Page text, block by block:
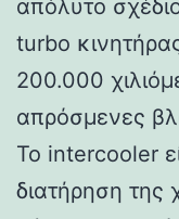
απόλυτο
turbo
200.000
απρόσμενες
Το intercooler
διατήρηση της